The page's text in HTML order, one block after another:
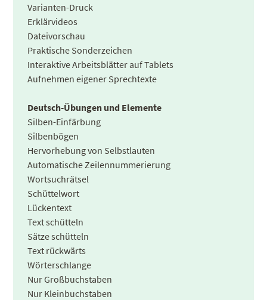
Varianten-Druck
Erklärvideos
Dateivorschau
Praktische Sonderzeichen
Interaktive Arbeitsblätter auf Tablets
Aufnehmen eigener Sprechtexte
Deutsch-Übungen und Elemente
Silben-Einfärbung
Silbenbögen
Hervorhebung von Selbstlauten
Automatische Zeilennummerierung
Wortsuchrätsel
Schüttelwort
Lückentext
Text schütteln
Sätze schütteln
Text rückwärts
Wörterschlange
Nur Großbuchstaben
Nur Kleinbuchstaben